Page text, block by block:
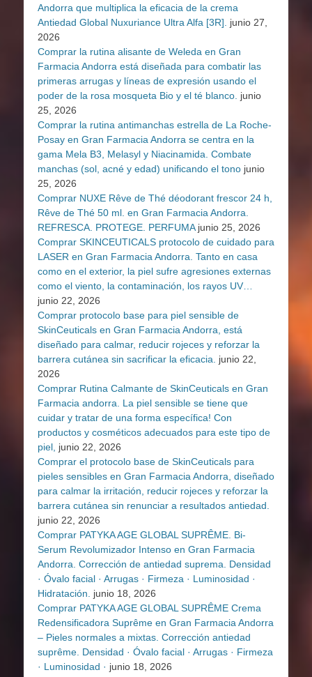
Andorra que multiplica la eficacia de la crema
Antiedad Global Nuxuriance Ultra Alfa [3R].
junio 27,
2026
Comprar la rutina alisante de Weleda en Gran
Farmacia Andorra está diseñada para combatir las
primeras arrugas y líneas de expresión usando el
poder de la rosa mosqueta Bio y el té blanco. junio
25, 2026
Comprar la rutina antimanchas estrella de La Roche-
Posay en Gran Farmacia Andorra se centra en la
gama Mela B3, Melasyl y Niacinamida. Combate
manchas (sol, acné y edad) unificando el tono junio
25, 2026
Comprar NUXE Rêve de Thé déodorant frescor 24 h,
Rêve de Thé 50 ml. en Gran Farmacia Andorra.
REFRESCA. PROTEGE. PERFUMA junio 25, 2026
Comprar SKINCEUTICALS protocolo de cuidado para
LASER en Gran Farmacia Andorra. Tanto en casa
como en el exterior, la piel sufre agresiones externas
como el viento, la contaminación, los rayos UV…
junio 22, 2026
Comprar protocolo base para piel sensible de
SkinCeuticals en Gran Farmacia Andorra, está
diseñado para calmar, reducir rojeces y reforzar la
barrera cutánea sin sacrificar la eficacia.
junio 22,
2026
Comprar Rutina Calmante de SkinCeuticals en Gran
Farmacia andorra. La piel sensible se tiene que
cuidar y tratar de una forma específica! Con
productos y cosméticos adecuados para este tipo de
piel, junio 22, 2026
Comprar el protocolo base de SkinCeuticals para
pieles sensibles en Gran Farmacia Andorra, diseñado
para calmar la irritación, reducir rojeces y reforzar la
barrera cutánea sin renunciar a resultados antiedad.
junio 22, 2026
Comprar PATYKA AGE GLOBAL SUPRÊME. Bi-
Serum Revolumizador Intenso en Gran Farmacia
Andorra. Corrección de antiedad suprema. Densidad
· Óvalo facial · Arrugas · Firmeza · Luminosidad ·
Hidratación.
junio 18, 2026
Comprar PATYKA AGE GLOBAL SUPRÊME Crema
Redensificadora Suprême en Gran Farmacia Andorra
– Pieles normales a mixtas. Corrección antiedad
suprême. Densidad · Óvalo facial · Arrugas · Firmeza
· Luminosidad · junio 18, 2026